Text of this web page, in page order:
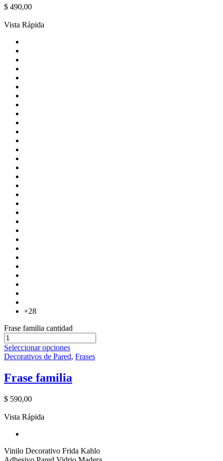
$ 490,00
Vista Rápida
+28
Frase familia cantidad
Seleccionar opciones
Decorativos de Pared, Frases
Frase familia
$ 590,00
Vista Rápida
Vinilo Decorativo Frida Kahlo